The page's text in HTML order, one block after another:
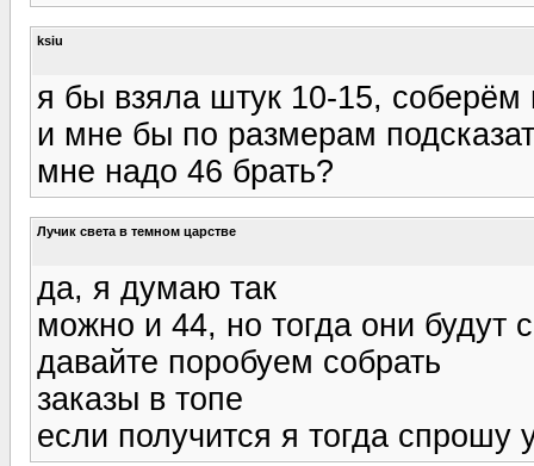
ksiu
я бы взяла штук 10-15,
и мне бы по размерам
мне надо 46 брать?
Лучик света в темном царстве
да, я думаю так
можно и 44, но тогда они будут
давайте поробуем собрать
заказы в топе
если получится я тогда спрошу